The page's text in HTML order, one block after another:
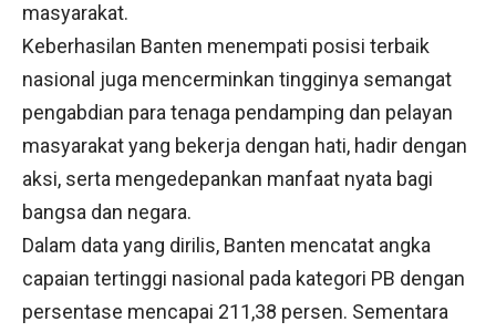
masyarakat.
Keberhasilan Banten menempati posisi terbaik
nasional juga mencerminkan tingginya semangat
pengabdian para tenaga pendamping dan pelayan
masyarakat yang bekerja dengan hati, hadir dengan
aksi, serta mengedepankan manfaat nyata bagi
bangsa dan negara.
Dalam data yang dirilis, Banten mencatat angka
capaian tertinggi nasional pada kategori PB dengan
persentase mencapai 211,38 persen. Sementara